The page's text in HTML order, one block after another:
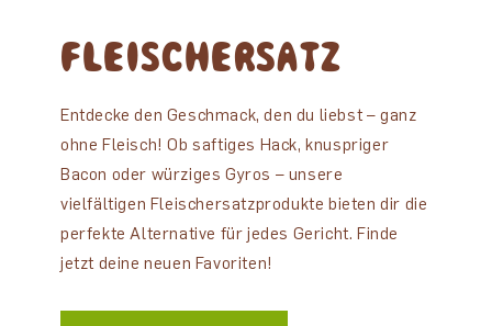
FLEISCHERSATZ
Entdecke den Geschmack, den du liebst – ganz
ohne Fleisch! Ob saftiges Hack, knuspriger
Bacon oder würziges Gyros – unsere
vielfältigen Fleischersatzprodukte bieten dir die
perfekte Alternative für jedes Gericht. Finde
jetzt deine neuen Favoriten!